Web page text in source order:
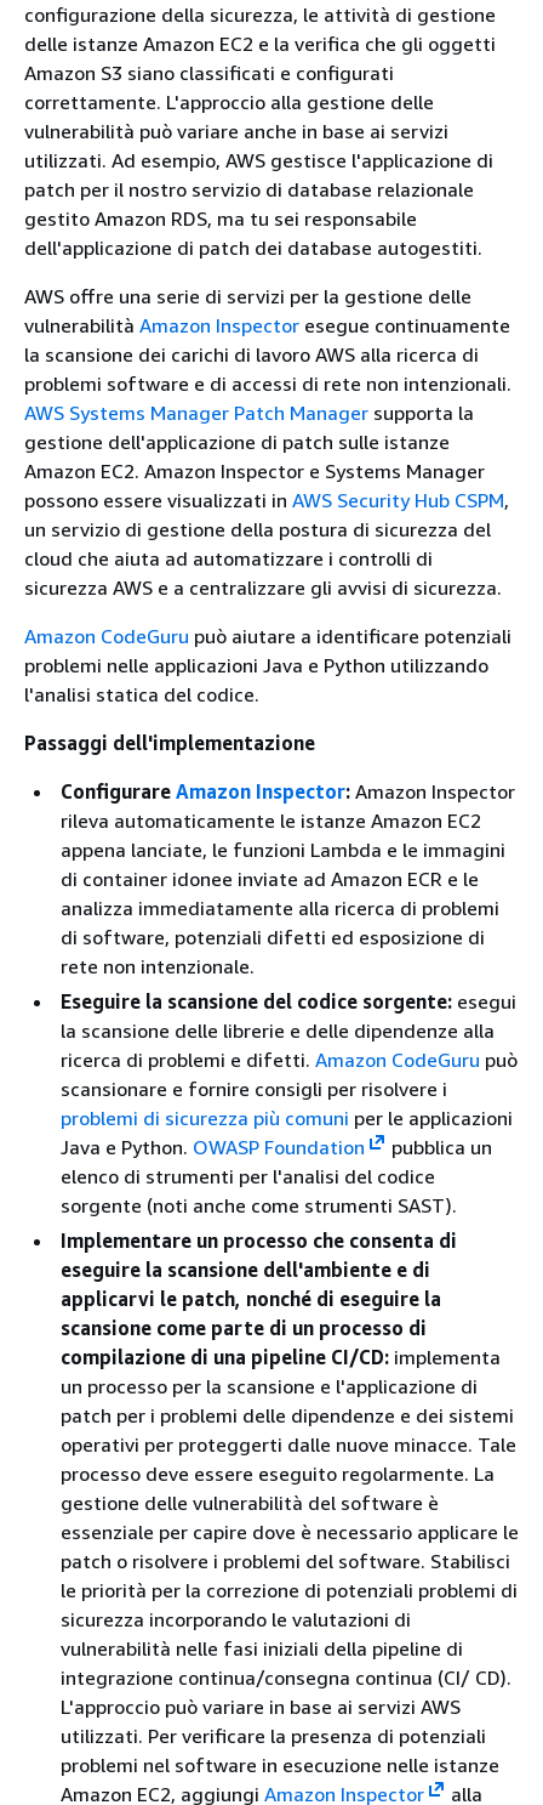
configurazione della sicurezza, le attività di gestione
delle istanze Amazon EC2 e la verifica che gli oggetti
Amazon S3 siano classificati e configurati
correttamente. L'approccio alla gestione delle
vulnerabilità può variare anche in base ai servizi
utilizzati. Ad esempio, AWS gestisce l'applicazione di
patch per il nostro servizio di database relazionale
gestito Amazon RDS, ma tu sei responsabile
dell'applicazione di patch dei database autogestiti.
AWS offre una serie di servizi per la gestione delle
vulnerabilità Amazon Inspector esegue continuamente
la scansione dei carichi di lavoro AWS alla ricerca di
problemi software e di accessi di rete non intenzionali.
AWS Systems Manager Patch Manager supporta la
gestione dell'applicazione di patch sulle istanze
Amazon EC2. Amazon Inspector e Systems Manager
possono essere visualizzati in AWS Security Hub CSPM,
un servizio di gestione della postura di sicurezza del
cloud che aiuta ad automatizzare i controlli di
sicurezza AWS e a centralizzare gli avvisi di sicurezza.
Amazon CodeGuru può aiutare a identificare potenziali
problemi nelle applicazioni Java e Python utilizzando
l'analisi statica del codice.
Passaggi dell'implementazione
Configurare Amazon Inspector: Amazon Inspector
rileva automaticamente le istanze Amazon EC2
appena lanciate, le funzioni Lambda e le immagini
di container idonee inviate ad Amazon ECR e le
analizza immediatamente alla ricerca di problemi
di software, potenziali difetti ed esposizione di
rete non intenzionale.
Eseguire la scansione del codice sorgente: esegui
la scansione delle librerie e delle dipendenze alla
ricerca di problemi e difetti. Amazon CodeGuru può
scansionare e fornire consigli per risolvere i
problemi di sicurezza più comuni per le applicazioni
Java e Python. OWASP Foundation
pubblica un
elenco di strumenti per l'analisi del codice
sorgente (noti anche come strumenti SAST).
Implementare un processo che consenta di
eseguire la scansione dell'ambiente e di
applicarvi le patch, nonché di eseguire la
scansione come parte di un processo di
compilazione di una pipeline CI/CD: implementa
un processo per la scansione e l'applicazione di
patch per i problemi delle dipendenze e dei sistemi
operativi per proteggerti dalle nuove minacce. Tale
processo deve essere eseguito regolarmente. La
gestione delle vulnerabilità del software è
essenziale per capire dove è necessario applicare le
patch o risolvere i problemi del software. Stabilisci
le priorità per la correzione di potenziali problemi di
sicurezza incorporando le valutazioni di
vulnerabilità nelle fasi iniziali della pipeline di
integrazione continua/consegna continua (CI/ CD).
L'approccio può variare in base ai servizi AWS
utilizzati. Per verificare la presenza di potenziali
problemi nel software in esecuzione nelle istanze
Amazon EC2, aggiungi Amazon Inspector alla